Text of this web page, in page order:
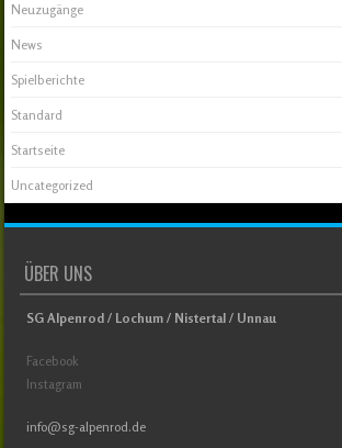
Neuzugänge
News
Spielberichte
Standard
Startseite
Uncategorized
ÜBER UNS
SG Alpenrod / Lochum / Nistertal / Unnau
Facebook
Instagram
info@sg-alpenrod.de